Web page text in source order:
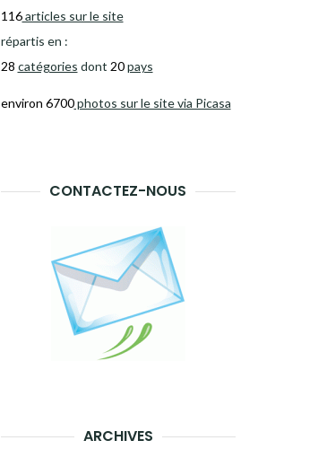
116articles sur le site
répartis en :
28 catégories dont 20pays
environ 6700photos sur le site via Picasa
CONTACTEZ-NOUS
ARCHIVES